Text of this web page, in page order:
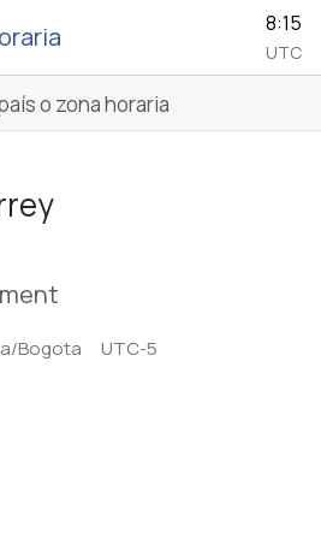
8:15
UTC
Bogota UTC-5